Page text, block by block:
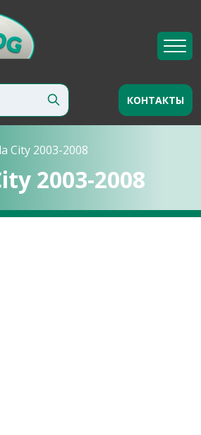
КОНТАКТЫ
City 2003-2008
2003-2008